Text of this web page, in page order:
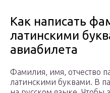
Как написать
латинскими
авиабилета
Фамилия, имя, отчество
латинскими буквами. В